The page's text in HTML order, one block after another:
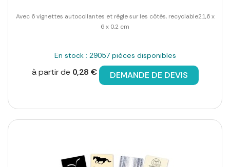
Avec 6 vignettes autocollantes et règle sur les côtés, recyclable21,6 x
6 x 0,2 cm
En stock : 29057 pièces disponibles
à partir de 0,28 € DEMANDE DE DEVIS